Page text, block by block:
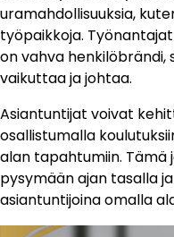
uramahdollisuuksia,
työpaikkoja.
on vahva henkilöbrändi,
vaikuttaa ja johtaa.
Asiantuntijat voivat
osallistumalla
alan tapahtumiin.
pysymään ajan tasalla
asiantuntijoina omalla